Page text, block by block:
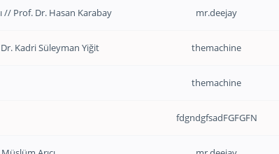
// Prof. Dr. Hasan Karabay mr.deejay
Kadri Süleyman Yiğit themachine
themachine
fdgndgfsadFGFGFN